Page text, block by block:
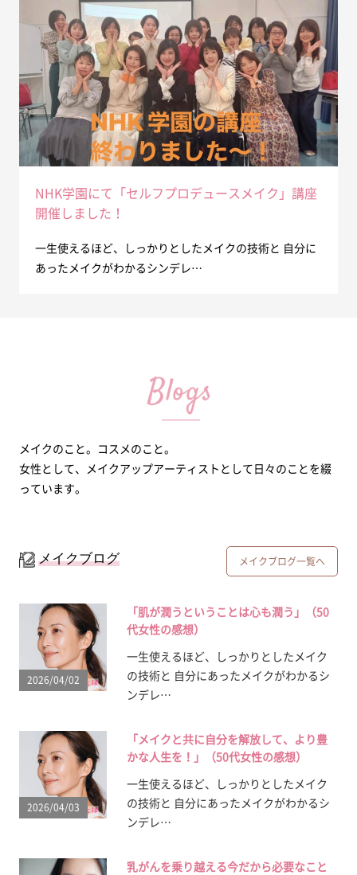
NHK学園にて「セルフプロデュースメイク」講座
開催しました！
一生使えるほど、しっかりとしたメイクの技術と 自分に
あったメイクがわかるシンデレ…
メイクのこと。コスメのこと。
女性として、メイクアップアーティストとして日々のことを綴
っています。
メイクブログ メイクブログ一覧へ
2026/04/02
「肌が潤うということは心も潤う」（50
代女性の感想）
一生使えるほど、しっかりとしたメイク
の技術と 自分にあったメイクがわかるシ
ンデレ…
2026/04/03
「メイクと共に自分を解放して、より豊
かな人生を！」（50代女性の感想）
一生使えるほど、しっかりとしたメイク
の技術と 自分にあったメイクがわかるシ
ンデレ…
乳がんを乗り越える今だから必要なこと